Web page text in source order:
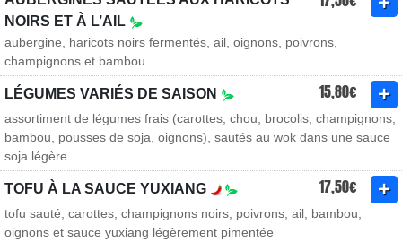
NOIRS ET À L’AIL
aubergine, haricots noirs fermentés, ail, oignons, poivrons,
champignons et bambou
LÉGUMES VARIÉS DE SAISON 15,80€
assortiment de légumes frais (carottes, chou, brocolis, champignons,
bambou, pousses de soja, oignons), sautés au wok dans une sauce
soja légère
TOFU À LA SAUCE YUXIANG 17,50€
tofu sauté, carottes, champignons noirs, poivrons, ail, bambou,
oignons et sauce yuxiang légèrement pimentée